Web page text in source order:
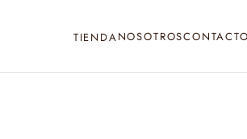
TIENDANOSOTROSCONTACTO